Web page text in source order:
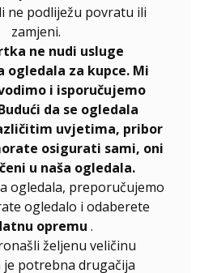
ne podliježu povratu ili
zamjeni.
ne nudi usluge
ogledala za kupce. Mi
i isporučujemo
da se ogledala
uvjetima, pribor
osigurati sami, oni
u naša ogledala.
ogledala, preporučujemo
ogledalo i odaberete
opremu .
željenu veličinu
je potrebna drugačija